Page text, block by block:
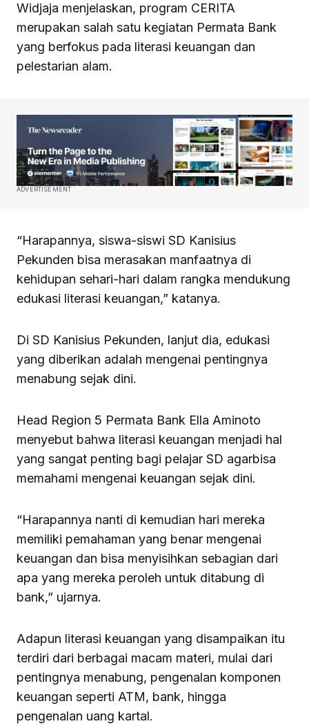
Widjaja menjelaskan, program CERITA
merupakan salah satu kegiatan Permata Bank
yang berfokus pada literasi keuangan dan
pelestarian alam.
ADVERTISEMENT
“Harapannya, siswa-siswi SD Kanisius
Pekunden bisa merasakan manfaatnya di
kehidupan sehari-hari dalam rangka mendukung
edukasi literasi keuangan,” katanya.
Di SD Kanisius Pekunden, lanjut dia, edukasi
yang diberikan adalah mengenai pentingnya
menabung sejak dini.
Head Region 5 Permata Bank Ella Aminoto
menyebut bahwa literasi keuangan menjadi hal
yang sangat penting bagi pelajar SD agarbisa
memahami mengenai keuangan sejak dini.
“Harapannya nanti di kemudian hari mereka
memiliki pemahaman yang benar mengenai
keuangan dan bisa menyisihkan sebagian dari
apa yang mereka peroleh untuk ditabung di
bank,” ujarnya.
Adapun literasi keuangan yang disampaikan itu
terdiri dari berbagai macam materi, mulai dari
pentingnya menabung, pengenalan komponen
keuangan seperti ATM, bank, hingga
pengenalan uang kartal.